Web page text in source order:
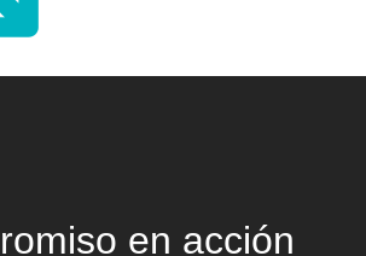
en acción